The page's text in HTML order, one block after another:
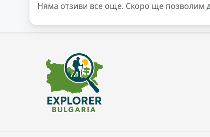
Няма отзиви все още. Скоро ще позволим